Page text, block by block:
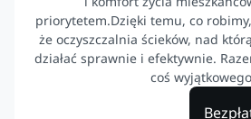
priorytetem.Dzięki temu, co
że oczyszczalnia ścieków, nad
działać sprawnie i efektywnie.
coś